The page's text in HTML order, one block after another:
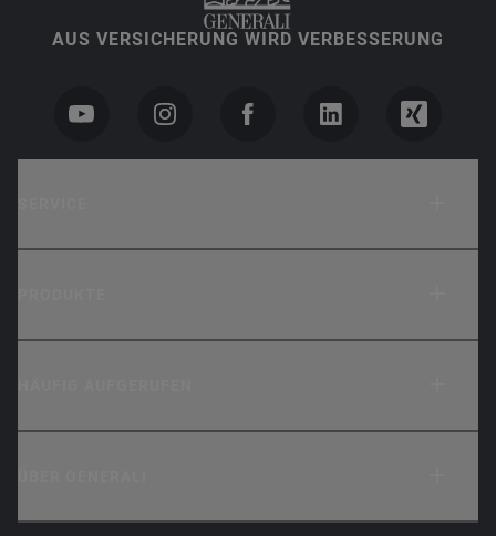
AUS VERSICHERUNG WIRD VERBESSERUNG